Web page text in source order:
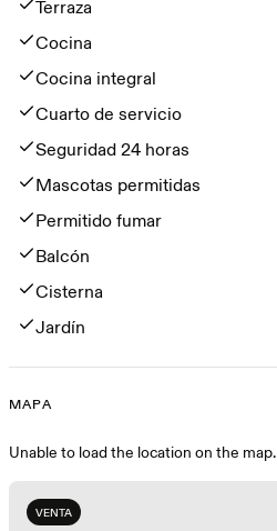
Terraza
Cocina
Cocina integral
Cuarto de servicio
Seguridad 24 horas
Mascotas permitidas
Permitido fumar
Balcón
Cisterna
Jardín
Mapa
MAPA
Unable to load the location on the map.
VENTA